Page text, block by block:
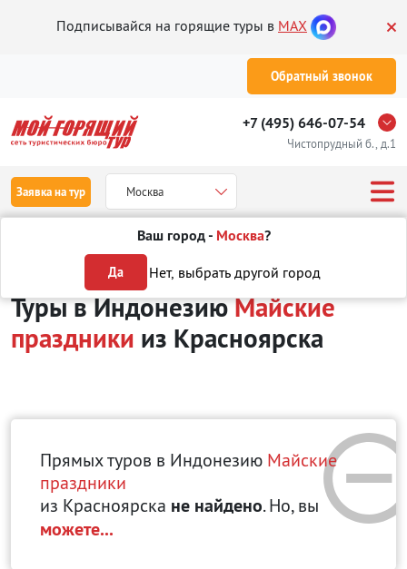
Подписывайся на горящие туры в MAX
Обратный звонок
+7 (495) 646-07-54
Чистопрудный б., д.1
Заявка на тур Москва
Ваш город - Москва?
Да Нет, выбрать другой город
Отдых в Индонезии
Туры в ИндонезиюМайские
праздники из Красноярска
Прямых туров в Индонезию Майские
праздники
из Красноярска не найдено. Но, вы
можете...